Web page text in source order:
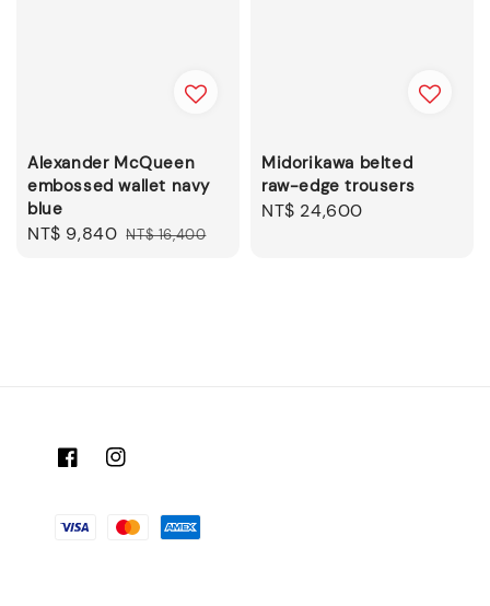
Alexander McQueen
embossed wallet navy
blue
Sale
NT$ 9,840 Regular
NT$ 16,400
Midorikawa belted
raw-edge trousers
Regular
NT$ 24,600